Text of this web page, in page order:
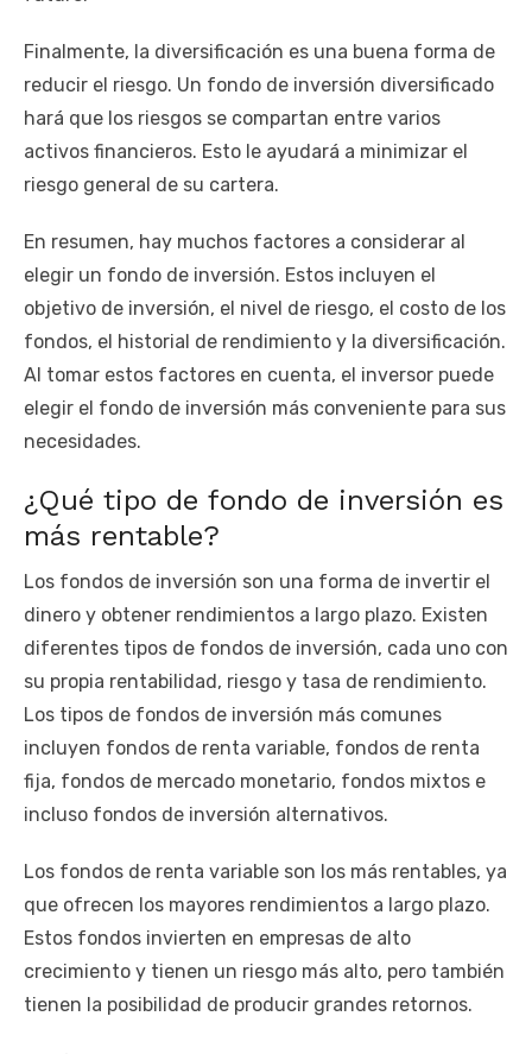
Finalmente, la diversificación es una buena forma de
reducir el riesgo. Un fondo de inversión diversificado
hará que los riesgos se compartan entre varios
activos financieros. Esto le ayudará a minimizar el
riesgo general de su cartera.
En resumen, hay muchos factores a considerar al
elegir un fondo de inversión. Estos incluyen el
objetivo de inversión, el nivel de riesgo, el costo de los
fondos, el historial de rendimiento y la diversificación.
Al tomar estos factores en cuenta, el inversor puede
elegir el fondo de inversión más conveniente para sus
necesidades.
¿Qué tipo de fondo de inversión es
más rentable?
Los fondos de inversión son una forma de invertir el
dinero y obtener rendimientos a largo plazo. Existen
diferentes tipos de fondos de inversión, cada uno con
su propia rentabilidad, riesgo y tasa de rendimiento.
Los tipos de fondos de inversión más comunes
incluyen fondos de renta variable, fondos de renta
fija, fondos de mercado monetario, fondos mixtos e
incluso fondos de inversión alternativos.
Los fondos de renta variable son los más rentables, ya
que ofrecen los mayores rendimientos a largo plazo.
Estos fondos invierten en empresas de alto
crecimiento y tienen un riesgo más alto, pero también
tienen la posibilidad de producir grandes retornos.